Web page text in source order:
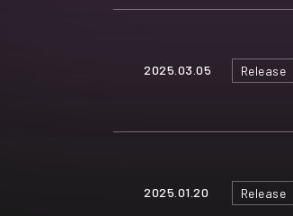
2025.03.05 Release
2025.01.20 Release